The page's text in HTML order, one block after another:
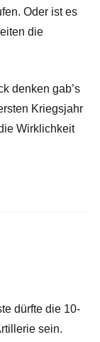
Oder ist es
die
denken gab’s
Kriegsjahr
Wirklichkeit
dürfte die 10-
sein.